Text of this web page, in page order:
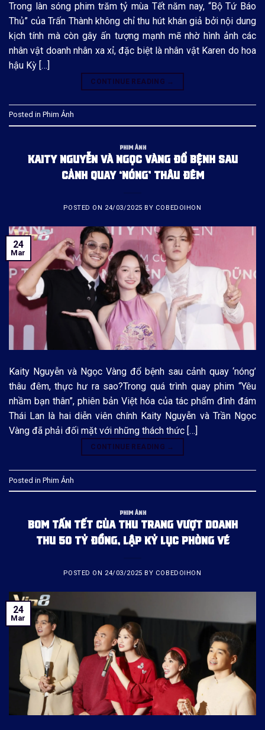
Trong làn sóng phim trăm tỷ mùa Tết năm nay, “Bộ Tứ Báo
Thủ” của Trấn Thành không chỉ thu hút khán giả bởi nội dung
kịch tính mà còn gây ấn tượng mạnh mẽ nhờ hình ảnh các
nhân vật doanh nhân xa xỉ, đặc biệt là nhân vật Karen do hoa
hậu Kỳ […]
CONTINUE READING →
Posted in Phim Ảnh
PHIM ẢNH
KAITY NGUYỄN VÀ NGỌC VÀNG ĐỔ BỆNH SAU
CẢNH QUAY ‘NÓNG’ THÂU ĐÊM
POSTED ON 24/03/2025 BY COBEDOIHON
24
Mar
Kaity Nguyễn và Ngọc Vàng đổ bệnh sau cảnh quay ‘nóng’
thâu đêm, thực hư ra sao?Trong quá trình quay phim “Yêu
nhầm bạn thân”, phiên bản Việt hóa của tác phẩm đình đám
Thái Lan là hai diễn viên chính Kaity Nguyễn và Trần Ngọc
Vàng đã phải đối mặt với những thách thức […]
CONTINUE READING →
Posted in Phim Ảnh
PHIM ẢNH
BOM TẤN TẾT CỦA THU TRANG VƯỢT DOANH
THU 50 TỶ ĐỒNG, LẬP KỶ LỤC PHÒNG VÉ
POSTED ON 24/03/2025 BY COBEDOIHON
24
Mar